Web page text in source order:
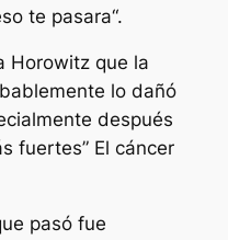
te pasara“.
Horowitz que la
lo dañó
después
fuertes” El cáncer
pasó fue